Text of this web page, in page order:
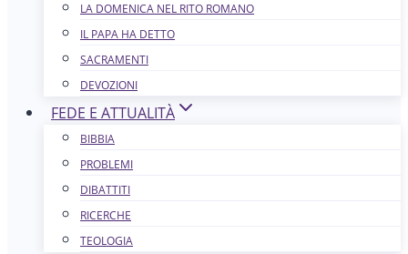
LA DOMENICA NEL RITO ROMANO
IL PAPA HA DETTO
SACRAMENTI
DEVOZIONI
FEDE E ATTUALITÀ
BIBBIA
PROBLEMI
DIBATTITI
RICERCHE
TEOLOGIA